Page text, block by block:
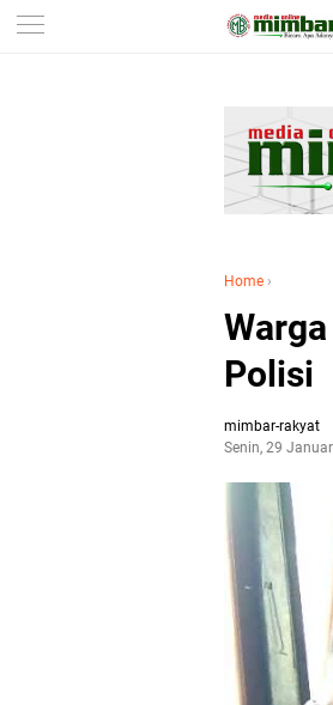
-->
Home ›
Polisi
mimbar-rakyat
Senin, 29